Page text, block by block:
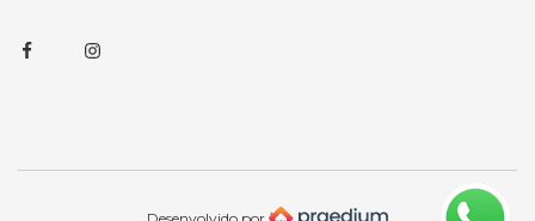
FacebookInstagram
Desenvolvido por